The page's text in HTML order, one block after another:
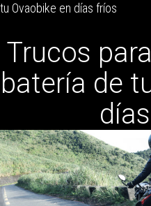
tu Ovaobike en días fríos
Trucos
batería de